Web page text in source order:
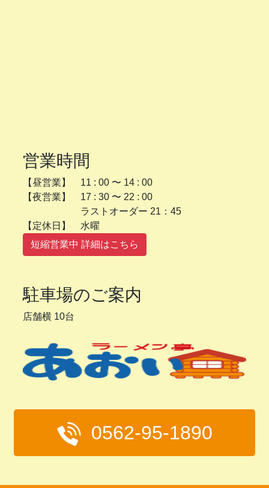
営業時間
【昼営業】 11 : 00 〜 14 : 00
【夜営業】 17 : 30 〜 22 : 00
ラストオーダー 21：45
【定休日】 水曜
短縮営業中 詳細はこちら
駐車場のご案内
店舗横 10台
0562-95-1890